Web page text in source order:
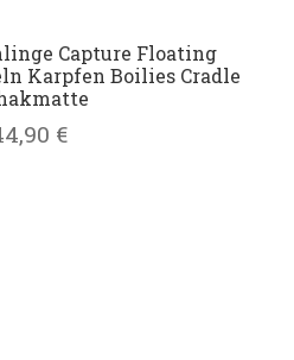
Capture Floating
Karpfen Boilies Cradle
€